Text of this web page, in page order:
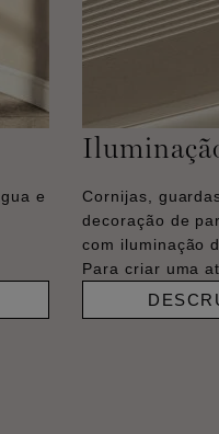
e
Cornijas,
decoração de
com iluminação
Para criar uma